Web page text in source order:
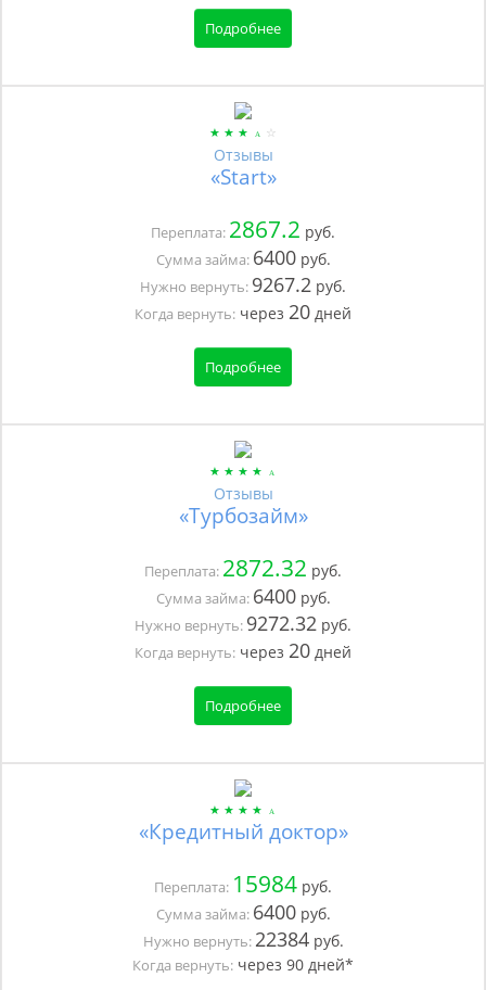
Подробнее
Отзывы
«Start»
Переплата: 2867.2 руб.
Сумма займа: 6400руб.
Нужно вернуть: 9267.2 руб.
Когда вернуть: через 20 дней
Подробнее
Отзывы
«Турбозайм»
Переплата: 2872.32 руб.
Сумма займа: 6400руб.
Нужно вернуть: 9272.32 руб.
Когда вернуть: через 20 дней
Подробнее
«Кредитный доктор»
Переплата: 15984 руб.
Сумма займа: 6400руб.
Нужно вернуть: 22384руб.
Когда вернуть: через 90 дней*